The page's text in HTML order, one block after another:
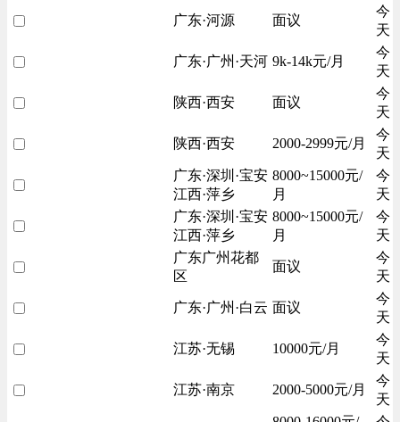
广东·河源 面议
今
天
广东·广州·天河 9k-14k元/月
今
天
陕西·西安 面议
今
天
陕西·西安 2000-2999元/月
今
天
广东·深圳·宝安
江西·萍乡
8000~15000元/
月
今
天
广东·深圳·宝安
江西·萍乡
8000~15000元/
月
今
天
广东广州花都
区
面议
今
天
广东·广州·白云 面议
今
天
江苏·无锡 10000元/月
今
天
江苏·南京 2000-5000元/月
今
天